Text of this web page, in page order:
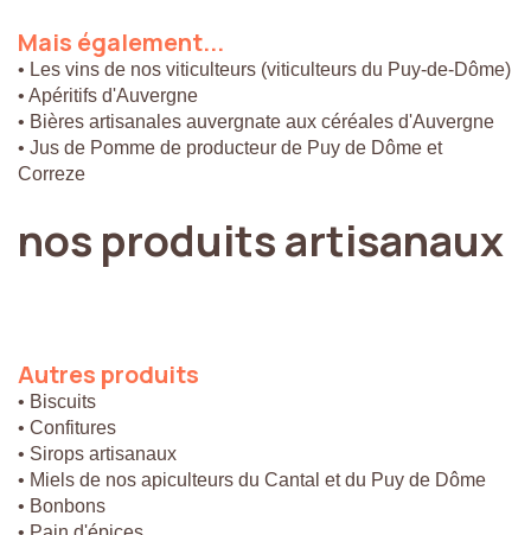
Mais également...
• Les vins de nos viticulteurs (viticulteurs du Puy-de-Dôme)
• Apéritifs d'Auvergne
• Bières artisanales auvergnate aux céréales d'Auvergne
• Jus de Pomme de producteur de Puy de Dôme et
Correze
nos produitsartisanaux
Autres produits
• Biscuits
• Confitures
• Sirops artisanaux
• Miels de nos apiculteurs du Cantal et du Puy de Dôme
• Bonbons